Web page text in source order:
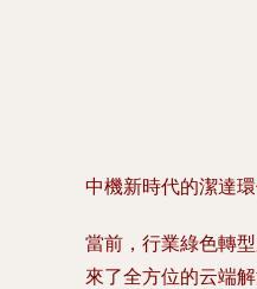
中機新時代的潔達
當前，行業綠色轉
來了全方位的云端